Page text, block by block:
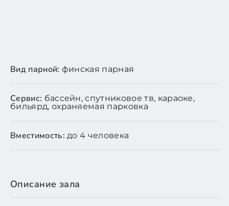
Вид парной: финская парная
Сервис: бассейн, спутниковое тв, караоке,
бильярд, охраняемая парковка
Вместимость: до 4 человека
Описание зала